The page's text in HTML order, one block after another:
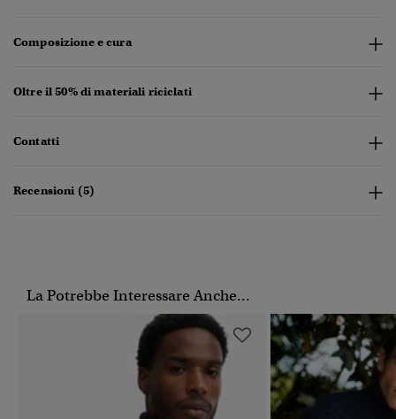
Composizione e cura
Oltre il 50% di materiali riciclati
Contatti
Recensioni (5)
La Potrebbe Interessare Anche...